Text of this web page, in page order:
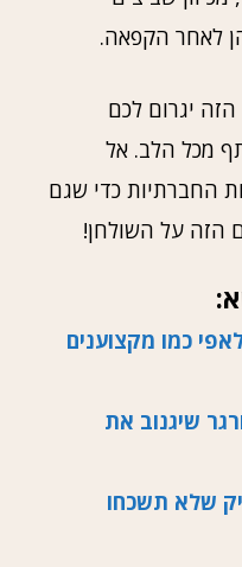
לאחר הקפאה.
יגרום לכם
מכל הלב. אל
החברתיות כדי שגם
הזה על השולחן!
כמו מקצוענים
שיגנוב את
שלא תשכחו